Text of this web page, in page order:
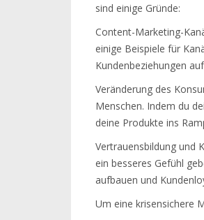
sind einige Gründe:
Content-Marketing-
einige Beispiele für
Kundenbeziehungen
Veränderung des
Menschen. Indem du
deine Produkte ins
Vertrauensbildung und
ein besseres Gefühl
aufbauen und
Um eine krisensichere